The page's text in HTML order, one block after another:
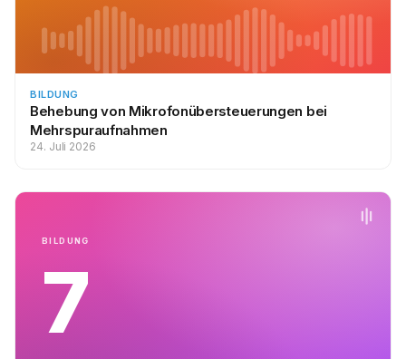
BILDUNG
Behebung von Mikrofonübersteuerungen bei
Mehrspuraufnahmen
24. Juli 2026
BILDUNG
7